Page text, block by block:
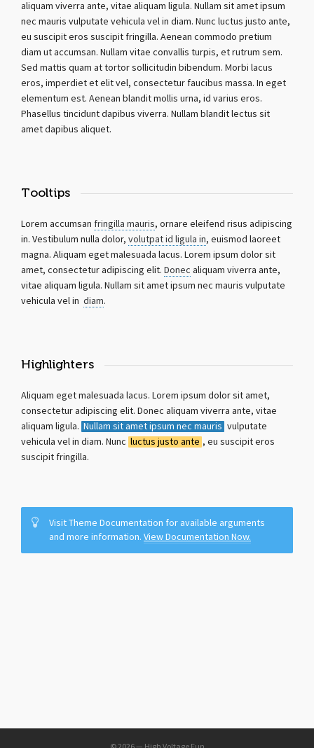
aliquam viverra ante, vitae aliquam ligula. Nullam sit amet ipsum
nec mauris vulputate vehicula vel in diam. Nunc luctus justo ante,
eu suscipit eros suscipit fringilla. Aenean commodo pretium
diam ut accumsan. Nullam vitae convallis turpis, et rutrum sem.
Sed mattis quam at tortor sollicitudin bibendum. Morbi lacus
eros, imperdiet et elit vel, consectetur faucibus massa. In eget
elementum est. Aenean blandit mollis urna, id varius eros.
Phasellus tincidunt dapibus viverra. Nullam blandit lectus sit
amet dapibus aliquet.
Tooltips
Lorem accumsan fringilla mauris, ornare eleifend risus adipiscing
in. Vestibulum nulla dolor, volutpat id ligula in, euismod laoreet
magna. Aliquam eget malesuada lacus. Lorem ipsum dolor sit
amet, consectetur adipiscing elit. Donec aliquam viverra ante,
vitae aliquam ligula. Nullam sit amet ipsum nec mauris vulputate
vehicula vel in diam.
Highlighters
Aliquam eget malesuada lacus. Lorem ipsum dolor sit amet,
consectetur adipiscing elit. Donec aliquam viverra ante, vitae
aliquam ligula. Nullam sit amet ipsum nec mauris vulputate
vehicula vel in diam. Nunc luctus justo ante , eu suscipit eros
suscipit fringilla.
Visit Theme Documentation for available arguments
and more information. View Documentation Now.